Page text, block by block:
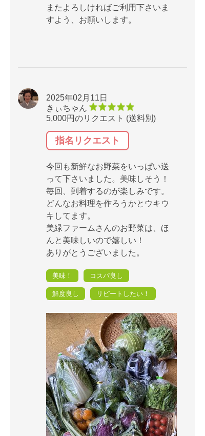
またよろしければご利用下さいま
すよう、お願いします。
2025年02月11日
きぃちゃん
5,000円のリクエスト (送料別)
指名リクエスト
今回も新鮮なお野菜をいっぱい送
って下さいました。美味しそう！
毎回、到着するのが楽しみです。
どんなお料理を作ろうかとウキウ
キしてます。
美緑ファームさんのお野菜は、ほ
んと美味しいので嬉しい！
ありがとうございました。
美味！ コスパ良し
鮮度良し リピートしたい！